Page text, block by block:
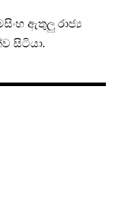
ඇතුලු රාජ්‍ය
සිටියා.